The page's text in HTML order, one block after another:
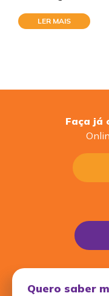
LER MAIS
Faça já
Quero saber